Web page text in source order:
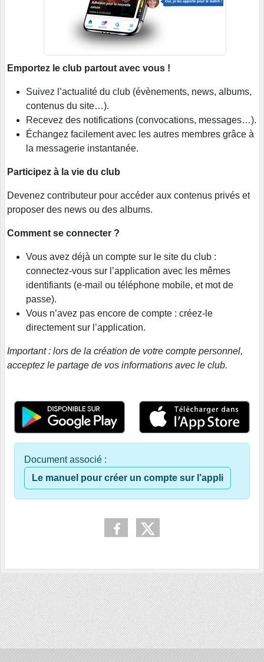
Emportez le club partout avec vous !
Suivez l’actualité du club (évènements, news, albums,
contenus du site…).
Recevez des notifications (convocations, messages…).
Échangez facilement avec les autres membres grâce à
la messagerie instantanée.
Participez à la vie du club
Devenez contributeur pour accéder aux contenus privés et
proposer des news ou des albums.
Comment se connecter ?
Vous avez déjà un compte sur le site du club :
connectez-vous sur l’application avec les mêmes
identifiants (e-mail ou téléphone mobile, et mot de
passe).
Vous n’avez pas encore de compte : créez-le
directement sur l’application.
Important : lors de la création de votre compte personnel,
acceptez le partage de vos informations avec le club.
Document associé :
Le manuel pour créer un compte sur l’appli